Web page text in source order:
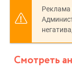
Реклама
Смотреть